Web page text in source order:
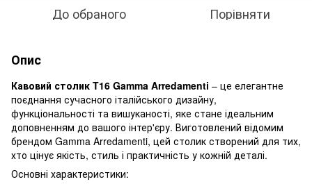
До обраного Порівняти
Опис
Кавовий столик T16 Gamma Arredamenti – це елегантне
поєднання сучасного італійського дизайну,
функціональності та вишуканості, яке стане ідеальним
доповненням до вашого інтер'єру. Виготовлений відомим
брендом Gamma Arredamenti, цей столик створений для тих,
хто цінує якість, стиль і практичність у кожній деталі.
Основні характеристики: